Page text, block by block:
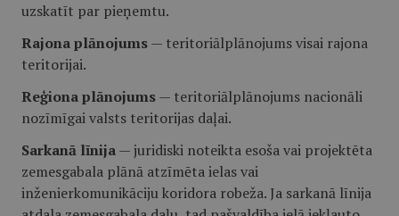
uzskatīt par pieņemtu.
Rajona plānojums— teritoriālplānojums visai rajona
teritorijai.
Reģiona plānojums— teritoriālplānojums nacionāli
nozīmīgai valsts teritorijas daļai.
Sarkanā līnija— juridiski noteikta esoša vai projektēta
zemesgabala plānā atzīmēta ielas vai
inženierkomunikāciju koridora robeža. Ja sarkanā līnija